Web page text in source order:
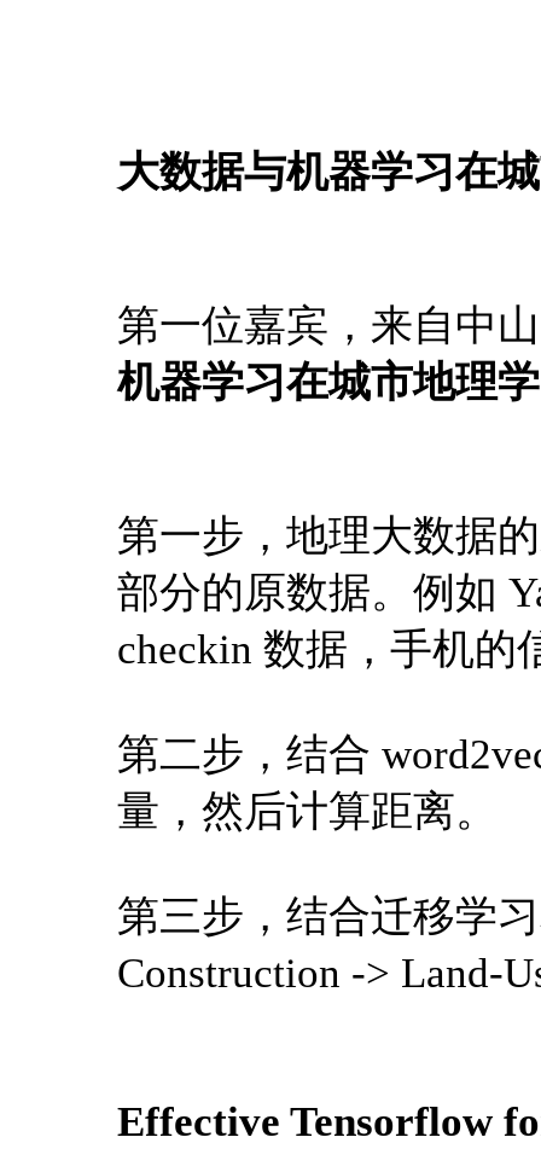
大数据与机器学习在
第一位嘉宾，来自中
机器学习在城市地理
第一步，地理大数据
部分的原数据。例如
checkin 数据，手机的
第二步，结合
量，然后计算距离。
第三步，结合迁移学
Construction -> Land-
Effective Tensorflow